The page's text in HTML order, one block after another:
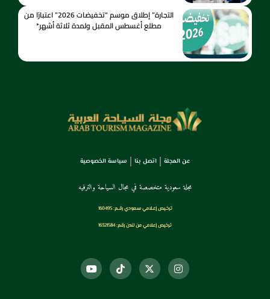
التجارة” إطلاق موسم “تخفيضات 2026” اعتبارًا من
مطلع أغسطس المقبل ولمدة ثلاثة أشهر*
عن المجلة اتصل بنا سياسة الخصوصية
مجلة سعودية متخصصة في مجال السياحة والترفيه
ترخـيص إعـلامي سـعودي رقــم: 160495
ترخيص إعلامي من لندن رقم: 16321584